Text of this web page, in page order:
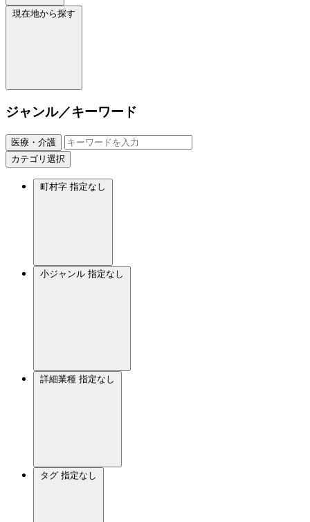
現在地から探す
ジャンル／キーワード
医療・介護
カテゴリ選択
町村字 指定なし
小ジャンル 指定なし
詳細業種 指定なし
タグ 指定なし